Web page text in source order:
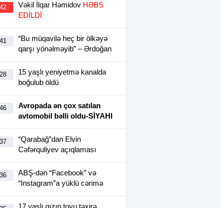
Vəkil İlqar Həmidov HƏBS
EDİLDİ
“Bu müqavilə heç bir ölkəyə
qarşı yönəlməyib” – Ərdoğan
15 yaşlı yeniyetmə kanalda
boğulub öldü
Avropada ən çox satılan
avtomobil bəlli oldu-SİYAHI
“Qarabağ”dan Elvin
Cəfərquliyev açıqlaması
ABŞ-dən “Facebook” və
“Instagram”a yüklü cərimə
17 yaşlı qızın toyu təxirə